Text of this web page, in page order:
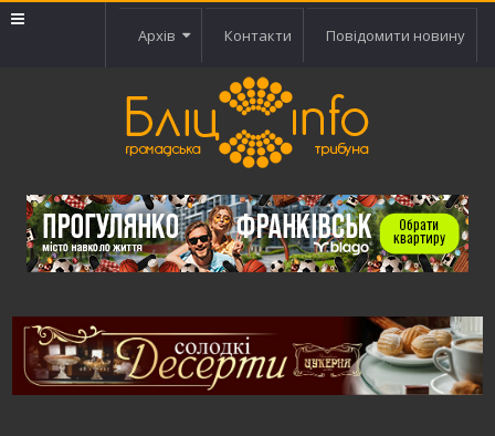
Архів Контакти Повідомити новину